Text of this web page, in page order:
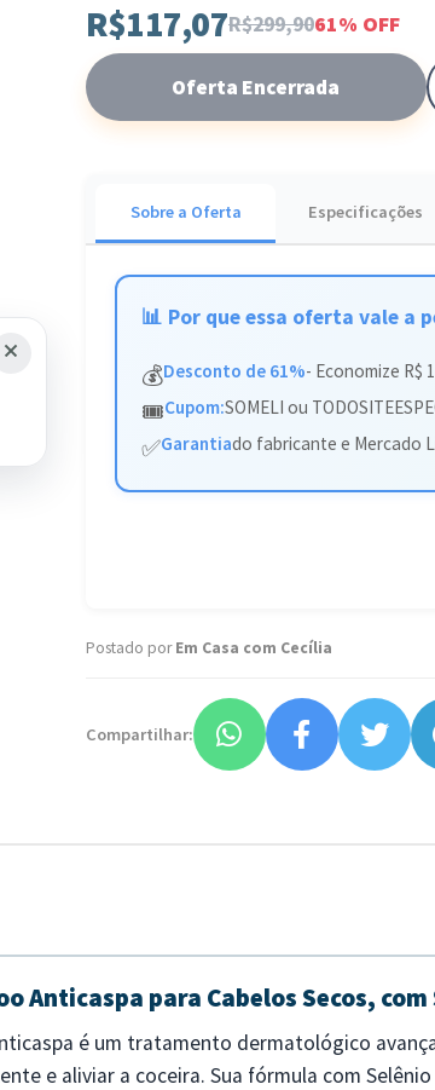
tratamento profissional e devolva a
R$117,07R$299,9061% OFF
Oferta Encerrada
Sobre a Oferta Especificações
📊 Por que essa oferta vale a
💰Desconto de 61%- Economize R$
🎟️Cupom:SOMELI ou
✅Garantiado fabricante e Mercado
Postado porEm Casa com Cecília
Compartilhar:
Anticaspa para Cabelos Secos, com
é um tratamento dermatológico
e aliviar a coceira. Sua fórmula com